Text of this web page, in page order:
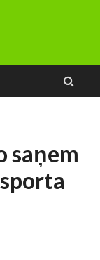
saņem